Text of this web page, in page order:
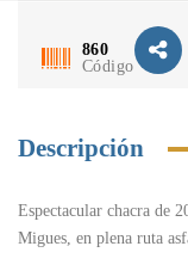
860
Código
Descripción
Espectacular chacra de
Migues, en plena ruta